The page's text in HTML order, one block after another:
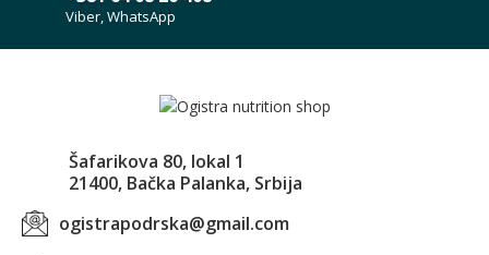
Viber, WhatsApp
Šafarikova 80, lokal 1
21400, Bačka Palanka, Srbija
ogistrapodrska@gmail.com